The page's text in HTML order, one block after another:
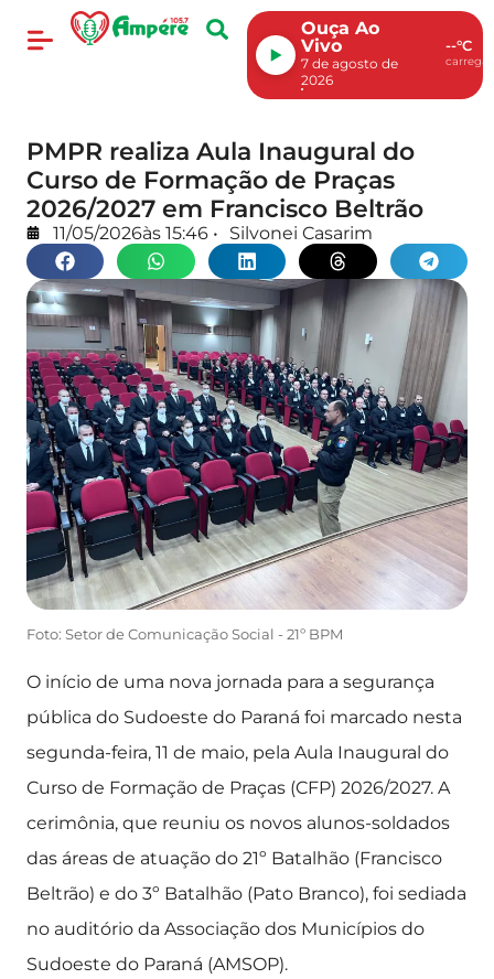
Ouça Ao
Vivo
7 de agosto de
2026
--°C
PMPR realiza Aula Inaugural do
Curso de Formação de Praças
2026/2027 em Francisco Beltrão
11/05/2026às 15:46 • Silvonei Casarim
Foto: Setor de Comunicação Social - 21º BPM
O início de uma nova jornada para a segurança
pública do Sudoeste do Paraná foi marcado nesta
segunda-feira, 11 de maio, pela Aula Inaugural do
Curso de Formação de Praças (CFP) 2026/2027. A
cerimônia, que reuniu os novos alunos-soldados
das áreas de atuação do 21º Batalhão (Francisco
Beltrão) e do 3º Batalhão (Pato Branco), foi sediada
no auditório da Associação dos Municípios do
Sudoeste do Paraná (AMSOP).